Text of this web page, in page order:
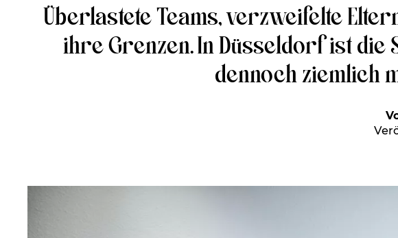
Überlastete Teams, verzweifelte
ihre Grenzen. In Düsseldorf ist
dennoch ziemlich